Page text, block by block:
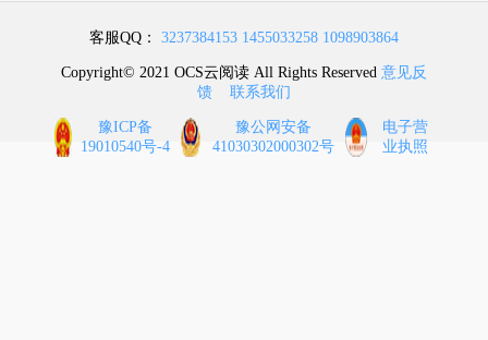
客服QQ： 3237384153 1455033258 1098903864
Copyright© 2021 OCS云阅读 All Rights Reserved 意见反
馈
联系我们
豫ICP备
19010540号-4
豫公网安备
41030302000302号
电子营
业执照